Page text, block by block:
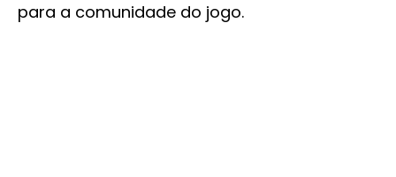
para a comunidade do jogo.